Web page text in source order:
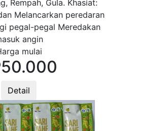
Rempah, Gula. Khasiat:
Melancarkan peredaran
pegal-pegal Meredakan
angin
mulai
50.000
Detail